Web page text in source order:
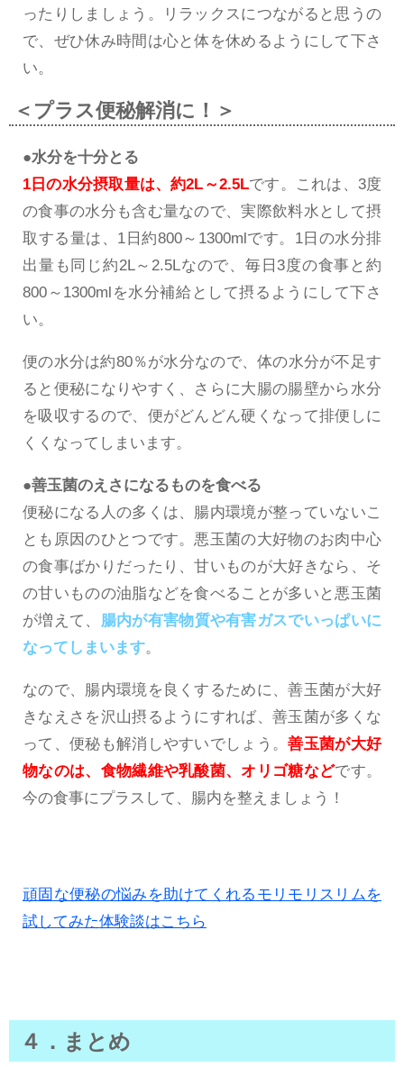
ったりしましょう。リラックスにつながると思うの
で、ぜひ休み時間は心と体を休めるようにして下さ
い。
＜プラス便秘解消に！＞
●水分を十分とる
1日の水分摂取量は、約2L～2.5Lです。これは、3度
の食事の水分も含む量なので、実際飲料水として摂
取する量は、1日約800～1300mlです。1日の水分排
出量も同じ約2L～2.5Lなので、毎日3度の食事と約
800～1300mlを水分補給として摂るようにして下さ
い。
便の水分は約80％が水分なので、体の水分が不足す
ると便秘になりやすく、さらに大腸の腸壁から水分
を吸収するので、便がどんどん硬くなって排便しに
くくなってしまいます。
●善玉菌のえさになるものを食べる
便秘になる人の多くは、腸内環境が整っていないこ
とも原因のひとつです。悪玉菌の大好物のお肉中心
の食事ばかりだったり、甘いものが大好きなら、そ
の甘いものの油脂などを食べることが多いと悪玉菌
が増えて、 腸内が有害物質や有害ガスでいっぱいに
なってしまいます。
なので、腸内環境を良くするために、善玉菌が大好
きなえさを沢山摂るようにすれば、善玉菌が多くな
って、便秘も解消しやすいでしょう。善玉菌が大好
物なのは、食物繊維や乳酸菌、オリゴ糖などです。
今の食事にプラスして、腸内を整えましょう！
頑固な便秘の悩みを助けてくれるモリモリスリムを
試してみた体験談はこちら
４．まとめ